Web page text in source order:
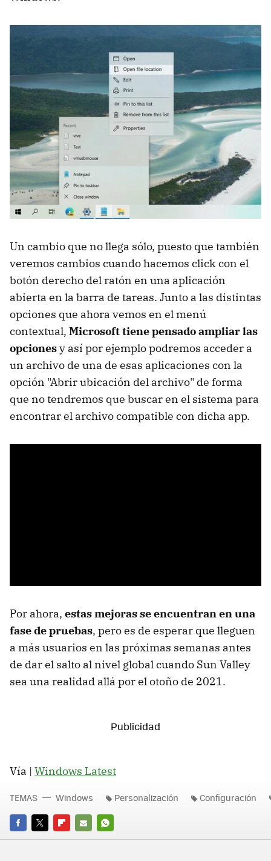
Un cambio que no llega sólo, puesto que también
veremos cambios cuando hacemos click con el
botón derecho del ratón en una aplicación
abierta en la barra de tareas. Junto a las distintas
opciones que ahora vemos en el menú
contextual, Microsoft tiene pensado ampliar las
opcionesy así por ejemplo podremos acceder a
un archivo de una de esas aplicaciones con la
opción "Abrir ubicación del archivo" de forma
que no tendremos que buscar en el sistema para
encontrar el archivo compatible con dicha app.
Por ahora, estas mejoras se encuentran en una
fase de pruebas, pero es de esperar que lleguen
a más usuarios en las próximas semanas antes
de dar el salto al nivel global cuando Sun Valley
sea una realidad allá por el otoño de 2021.
Vía | Windows Latest
FACEBOOK
TWITTERFLIPBOARD
E-
WHATSAPP
TEMAS Windows Personalización Configuración